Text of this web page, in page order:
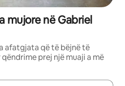
mujore në Gabriel
afatgjata që të bëjnë të
prej një muaji a më